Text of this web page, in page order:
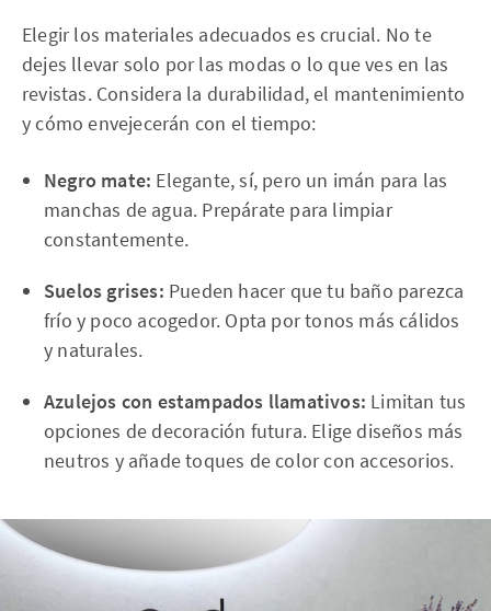
Elegir los materiales adecuados es crucial. No te
dejes llevar solo por las modas o lo que ves en las
revistas. Considera la durabilidad, el mantenimiento
y cómo envejecerán con el tiempo:
Negro mate: Elegante, sí, pero un imán para las
manchas de agua. Prepárate para limpiar
constantemente.
Suelos grises: Pueden hacer que tu baño parezca
frío y poco acogedor. Opta por tonos más cálidos
y naturales.
Azulejos con estampados llamativos: Limitan tus
opciones de decoración futura. Elige diseños más
neutros y añade toques de color con accesorios.